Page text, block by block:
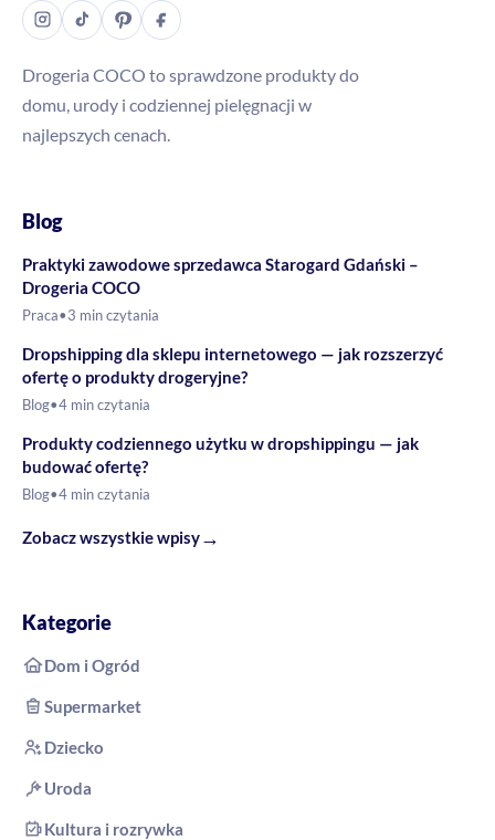
Drogeria COCO to sprawdzone produkty do
domu, urody i codziennej pielęgnacji w
najlepszych cenach.
Blog
Praktyki zawodowe sprzedawca Starogard Gdański –
Drogeria COCO
Praca•3 min czytania
Dropshipping dla sklepu internetowego — jak rozszerzyć
ofertę o produkty drogeryjne?
Blog•4 min czytania
Produkty codziennego użytku w dropshippingu — jak
budować ofertę?
Blog•4 min czytania
Zobacz wszystkie wpisy→
Kategorie
Dom i Ogród
Supermarket
Dziecko
Uroda
Kultura i rozrywka